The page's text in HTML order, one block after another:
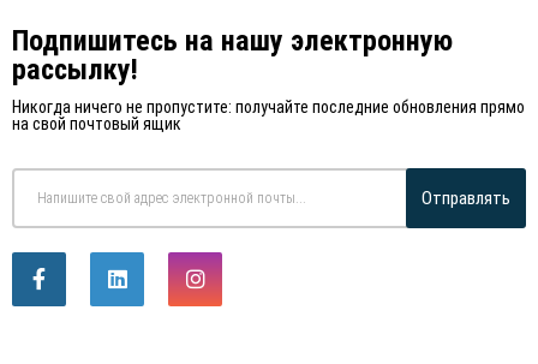
Подпишитесь на нашу электронную
рассылку!
Никогда ничего не пропустите: получайте последние обновления прямо
на свой почтовый ящик
Отправлять